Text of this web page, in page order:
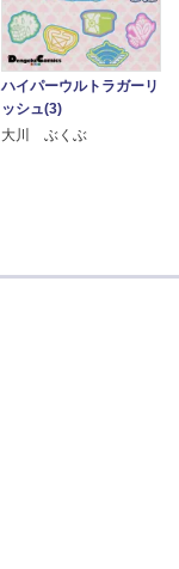
ハイパーウルトラガーリ
ッシュ(3)
大川 ぶくぶ